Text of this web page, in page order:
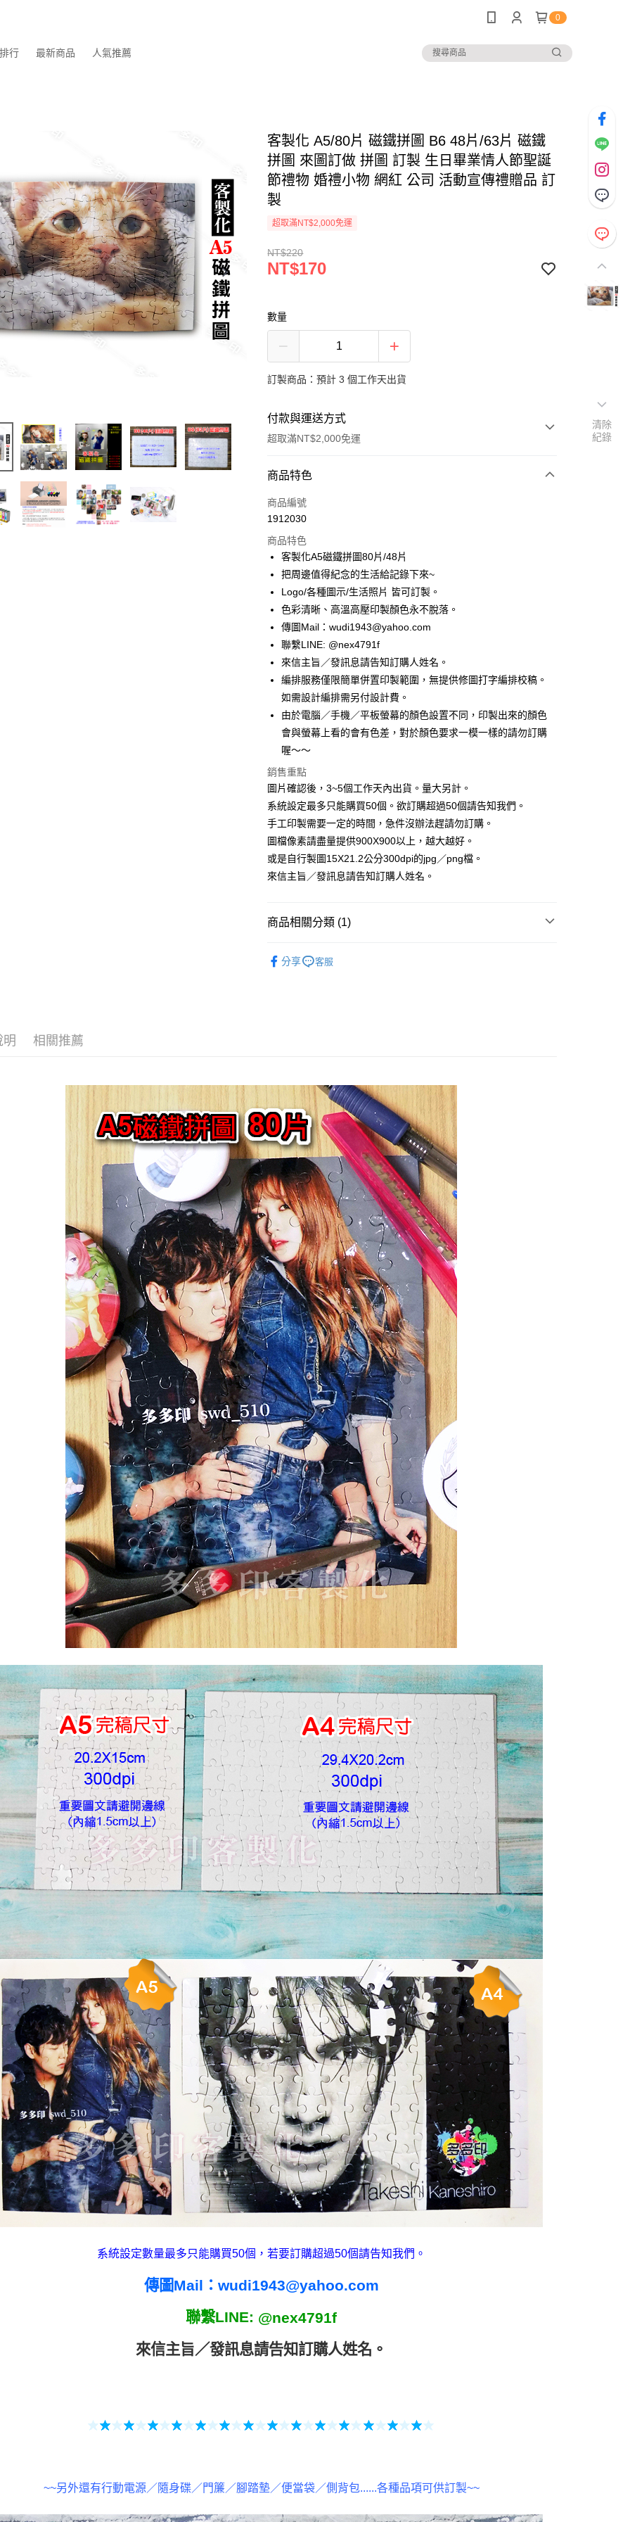
0
行 最新商品 人氣推薦
客製化 A5/80片 磁鐵拼圖 B6 48片/63片 磁鐵
拼圖 來圖訂做 拼圖 訂製 生日畢業情人節聖誕
節禮物 婚禮小物 網紅 公司 活動宣傳禮贈品 訂
製
超取滿NT$2,000免運
NT$220
NT$170
數量
訂製商品：預計 3 個工作天出貨
付款與運送方式
超取滿NT$2,000免運
付款方式
信用卡一次付款
LINE Pay
Apple Pay
街口支付
悠遊付
全盈+PAY
AFTEE先享後付
相關說明
【關於「AFTEE先享後付」】
AFTEE先享後付是「在收到商品之後才付款」的支付方式。 讓您購物簡單
便利好安心！
１．簡單：不需註冊會員、不需綁卡、不需儲值。
３．安心：先確認商品／服務後，再付款。
【「AFTEE先享後付」結帳流程】
付」結帳頁面，進行簡訊認證並確認金額後，即可完成結帳。
２．訂單成立數日內，您將收到繳費通知簡訊。
３．收到繳費通知簡訊後14天內，點擊此簡訊中的連結，可透過四大超商
／ATM／網路銀行／等多元方式進行付款，方視為交易完成。
※ 請注意：結帳手續完成當下不需立刻繳費，但若您需要取消訂單，請聯
※ 交易是否成功請以「AFTEE先享後付 」之結帳頁面顯示為準，若有關於
是否繳費成功／繳費後需取消欲退款等相關疑問，請聯繫「AFTEE先享後
【注意事項】
即時審查核予不同之上限額度；若仍有額度不足之情形，本公司將視審查
結果請求用戶進行身份認證。
５．嚴禁一人註冊多個帳號或使用他人資訊註冊。若發現惡意使用之情
形，恩沛科技股份有限公司將有權停止該用戶之使用額度並採取法律行
動。
ATM付款
運送方式
全家付款取貨
每筆NT$65，滿NT$2,000(含以上)免運費
付款後全家取貨
每筆NT$65，滿NT$2,000(含以上)免運費
付款後7-11取貨
商品特色
商品編號
1912030
商品特色
客製化A5磁鐵拼圖80片/48片
把周邊值得紀念的生活給記錄下來~
Logo/各種圖示/生活照片 皆可訂製。
色彩清晰、高溫高壓印製顏色永不脫落。
傳圖Mail：wudi1943@yahoo.com
聯繫LINE: @nex4791f
來信主旨／發訊息請告知訂購人姓名。
編排服務僅限簡單併置印製範圍，無提供修圖打字編排校稿。
如需設計編排需另付設計費。
由於電腦／手機／平板螢幕的顏色設置不同，印製出來的顏色
會與螢幕上看的會有色差，對於顏色要求一模一樣的請勿訂購
喔～～
銷售重點
圖片確認後，3~5個工作天內出貨。量大另計。
系統設定最多只能購買50個。欲訂購超過50個請告知我們。
手工印製需要一定的時間，急件沒辦法趕請勿訂購。
圖檔像素請盡量提供900X900以上，越大越好。
或是自行製圖15X21.2公分300dpi的jpg／png檔。
來信主旨／發訊息請告知訂購人姓名。
商品相關分類 (1)
分享
客服
明 相關推薦
系統設定數量最多只能購買50個，若要訂購超過50個請告知我們。
傳圖Mail： wudi1943@yahoo.com
聯繫LINE: @nex4791f
來信主旨／發訊息請告知訂購人姓名 。
~~另外還有行動電源／隨身碟／門簾／腳踏墊／便當袋／側背包......各種品項可供訂製~~
清除
紀錄